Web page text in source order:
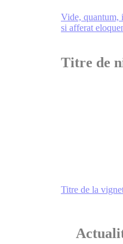
Vide, quantum,
si afferat
Titre de
Titre de la